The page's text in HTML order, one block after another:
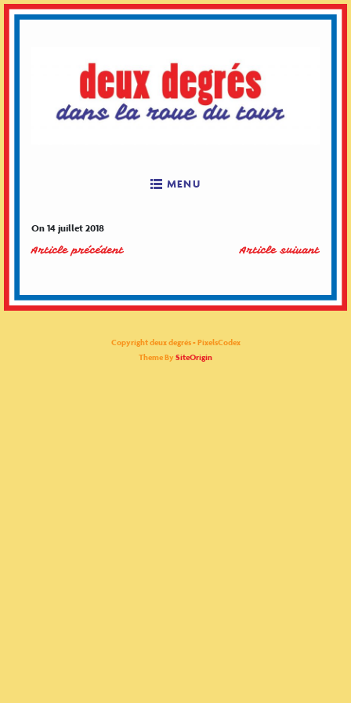
MENU
On 14 juillet 2018
Article suivant
Article précédent
Copyright deux degrés - PixelsCodex
Theme By SiteOrigin